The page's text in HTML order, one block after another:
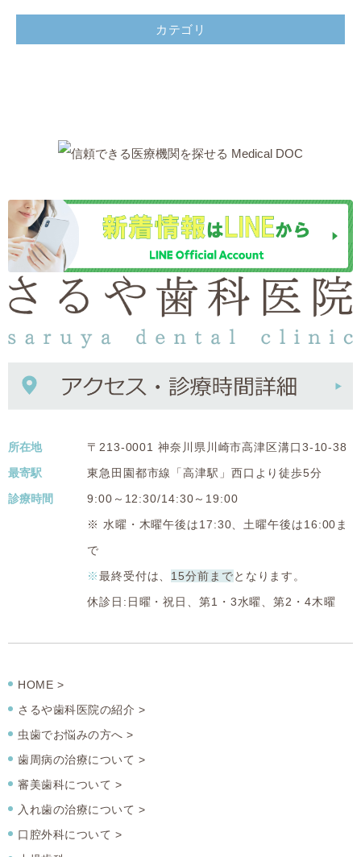
カテゴリ
所在地
〒213-0001 神奈川県川崎市高津区溝口3-10-38
最寄駅
東急田園都市線「高津駅」西口より徒歩5分
診療時間
9:00～12:30/14:30～19:00
※ 水曜・木曜午後は17:30、土曜午後は16:00ま
で
※最終受付は、 15分前までとなります。
休診日:日曜・祝日、第1・3水曜、第2・4木曜
HOME >
さるや歯科医院の紹介 >
虫歯でお悩みの方へ >
歯周病の治療について >
審美歯科について >
入れ歯の治療について >
口腔外科について >